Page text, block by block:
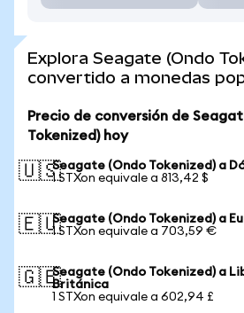
Explora Seagate (Ondo
convertido a monedas
Precio de conversión de
Tokenized) hoy
🇺🇸Seagate (Ondo Tokenized) a
1 STXon equivale a 813,42 $
🇪🇺Seagate (Ondo Tokenized) a
1 STXon equivale a 703,59 €
🇬🇧Seagate (Ondo Tokenized) a
Británica
1 STXon equivale a 602,94 £